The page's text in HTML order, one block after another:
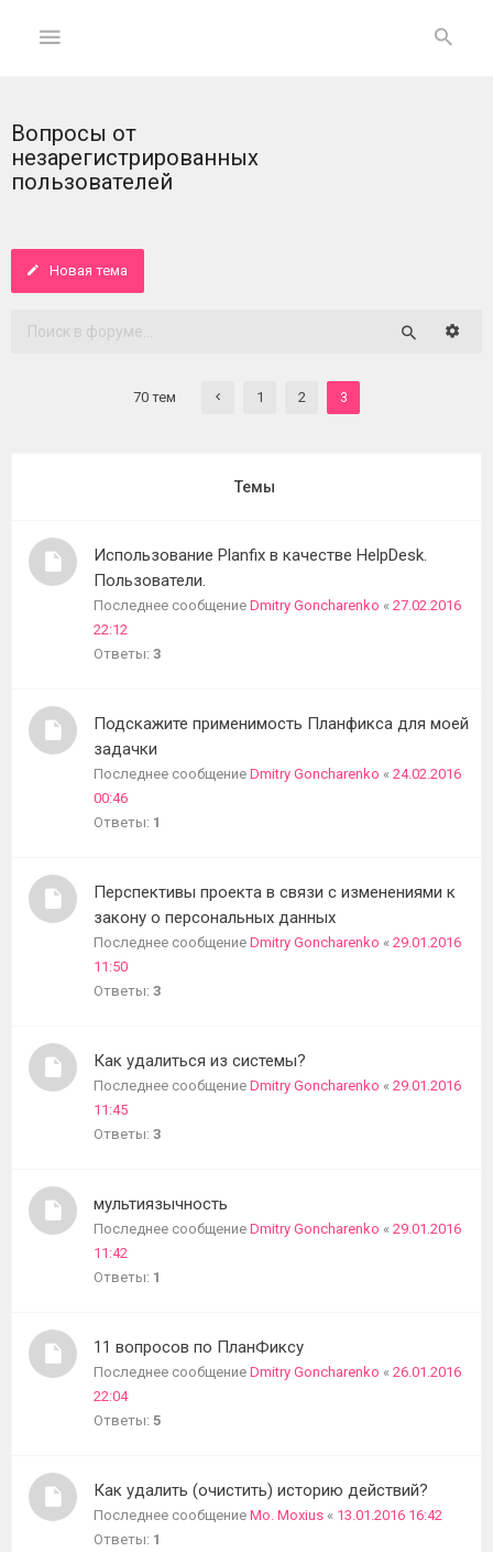
ГЛАВНАЯ
На
Вход
ФОРУМ
Вопросы от
незарегистрированных
пользователей
Новая тема
70 тем 1 2 3
Темы
Использование Planfix в качестве HelpDesk.
Пользователи.
Последнее сообщение Dmitry Goncharenko « 27.02.2016
22:12
Ответы: 3
Подскажите применимость Планфикса для моей
задачки
Последнее сообщение Dmitry Goncharenko « 24.02.2016
00:46
Ответы: 1
Перспективы проекта в связи с изменениями к
закону о персональных данных
Последнее сообщение Dmitry Goncharenko « 29.01.2016
11:50
Ответы: 3
Как удалиться из системы?
Последнее сообщение Dmitry Goncharenko « 29.01.2016
11:45
Ответы: 3
мультиязычность
Последнее сообщение Dmitry Goncharenko « 29.01.2016
11:42
Ответы: 1
11 вопросов по ПланФиксу
Последнее сообщение Dmitry Goncharenko « 26.01.2016
22:04
Ответы: 5
Как удалить (очистить) историю действий?
Последнее сообщение Mo. Moxius « 13.01.2016 16:42
Ответы: 1